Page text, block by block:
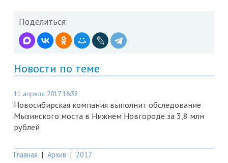
Поделиться:
Новости по теме
11 апреля 2017 16:38
Новосибирская компания выполнит обследование
Мызинского моста в Нижнем Новгороде за 3,8 млн
рублей
Главная | Архив | 2017